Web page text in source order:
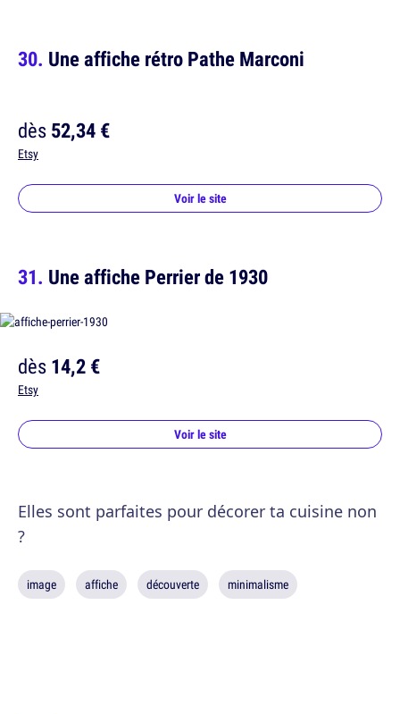
Une affiche rétro Pathe Marconi
dès52,34 €
Etsy
Voir le site
Une affiche Perrier de 1930
dès14,2 €
Etsy
Voir le site
Elles sont parfaites pour décorer ta cuisine non
?
image affiche découverte minimalisme